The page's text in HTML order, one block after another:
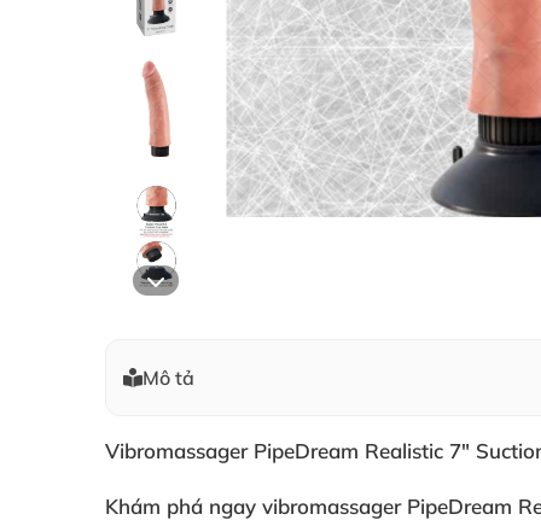
Mô tả
Vibromassager PipeDream Realistic 7"
Khám phá ngay vibromassager PipeDream